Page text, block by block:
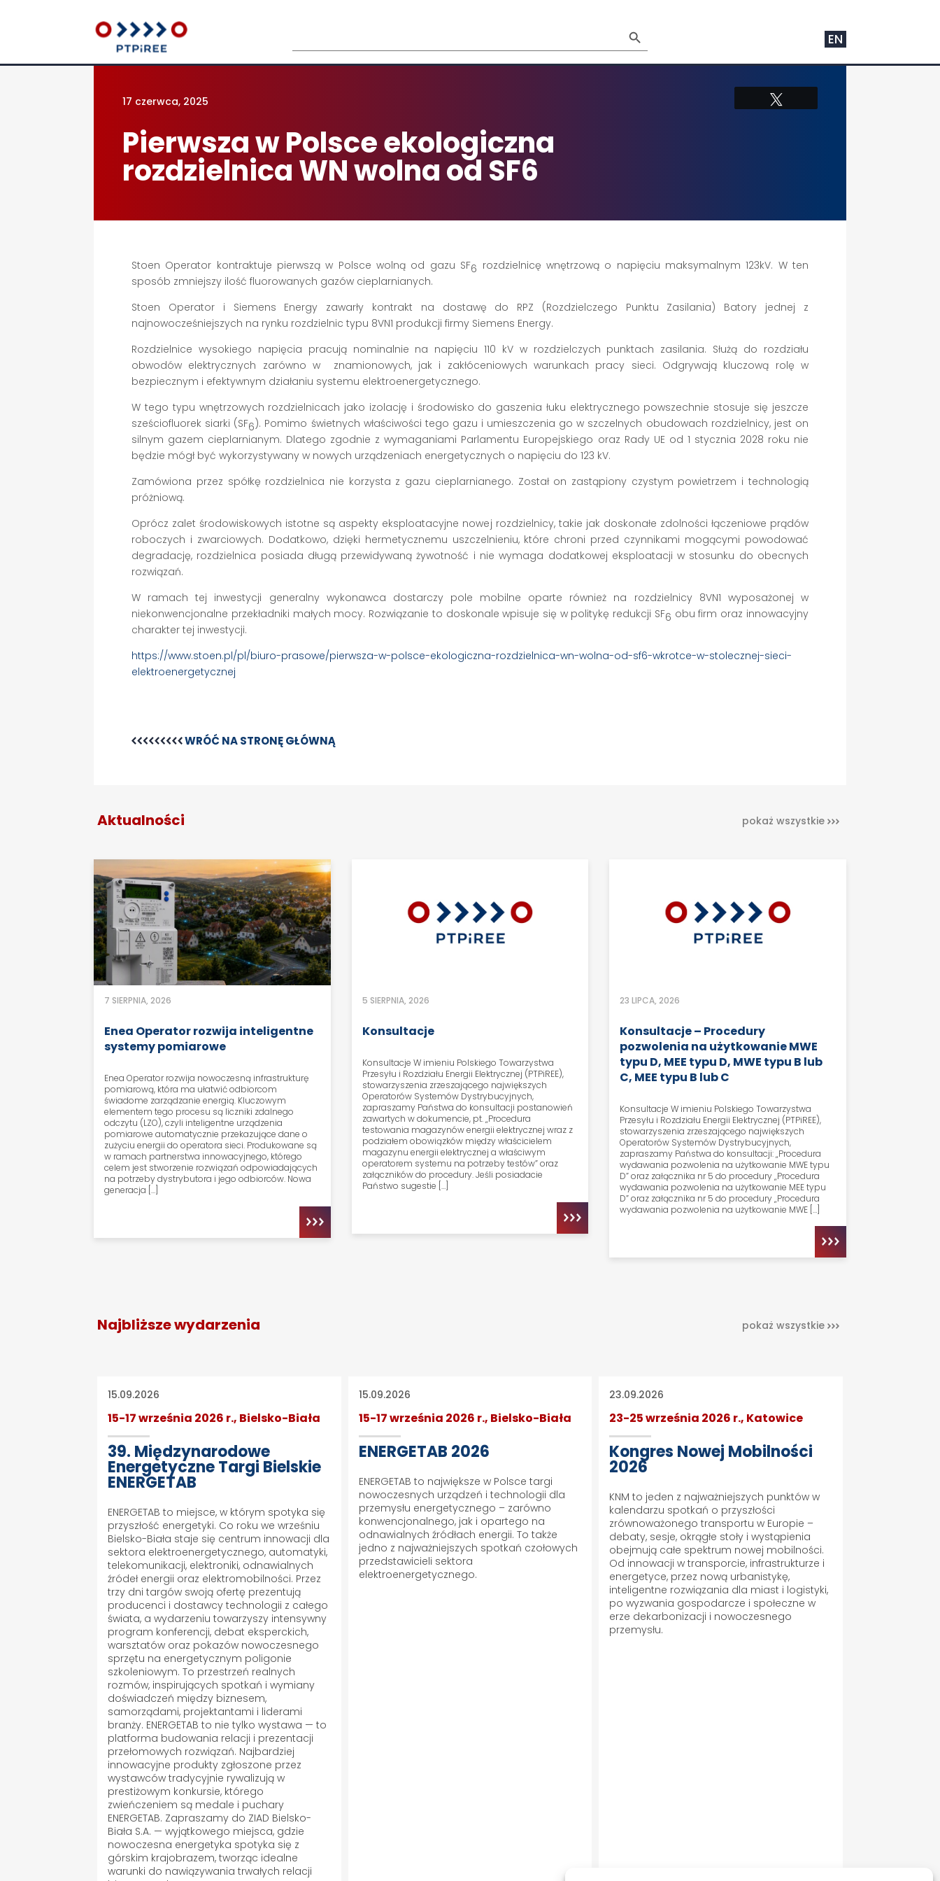
EN
17 czerwca, 2025
Pierwsza w Polsce ekologiczna
rozdzielnica WN wolna od SF6
Stoen Operator kontraktuje pierwszą w Polsce wolną od gazu SF6 rozdzielnicę wnętrzową o napięciu maksymalnym 123kV. W ten
sposób zmniejszy ilość fluorowanych gazów cieplarnianych.
Stoen Operator i Siemens Energy zawarły kontrakt na dostawę do RPZ (Rozdzielczego Punktu Zasilania) Batory jednej z
najnowocześniejszych na rynku rozdzielnic typu 8VN1 produkcji firmy Siemens Energy.
Rozdzielnice wysokiego napięcia pracują nominalnie na napięciu 110 kV w rozdzielczych punktach zasilania. Służą do rozdziału
obwodów elektrycznych zarówno w znamionowych, jak i zakłóceniowych warunkach pracy sieci. Odgrywają kluczową rolę w
bezpiecznym i efektywnym działaniu systemu elektroenergetycznego.
W tego typu wnętrzowych rozdzielnicach jako izolację i środowisko do gaszenia łuku elektrycznego powszechnie stosuje się jeszcze
sześciofluorek siarki (SF6). Pomimo świetnych właściwości tego gazu i umieszczenia go w szczelnych obudowach rozdzielnicy, jest on
silnym gazem cieplarnianym. Dlatego zgodnie z wymaganiami Parlamentu Europejskiego oraz Rady UE od 1 stycznia 2028 roku nie
będzie mógł być wykorzystywany w nowych urządzeniach energetycznych o napięciu do 123 kV.
Zamówiona przez spółkę rozdzielnica nie korzysta z gazu cieplarnianego. Został on zastąpiony czystym powietrzem i technologią
próżniową.
Oprócz zalet środowiskowych istotne są aspekty eksploatacyjne nowej rozdzielnicy, takie jak doskonałe zdolności łączeniowe prądów
roboczych i zwarciowych. Dodatkowo, dzięki hermetycznemu uszczelnieniu, które chroni przed czynnikami mogącymi powodować
degradację, rozdzielnica posiada długą przewidywaną żywotność i nie wymaga dodatkowej eksploatacji w stosunku do obecnych
rozwiązań.
W ramach tej inwestycji generalny wykonawca dostarczy pole mobilne oparte również na rozdzielnicy 8VN1 wyposażonej w
niekonwencjonalne przekładniki małych mocy. Rozwiązanie to doskonale wpisuje się w politykę redukcji SF6 obu firm oraz innowacyjny
charakter tej inwestycji.
https://www.stoen.pl/pl/biuro-prasowe/pierwsza-w-polsce-ekologiczna-rozdzielnica-wn-wolna-od-sf6-wkrotce-w-stolecznej-sieci-
elektroenergetycznej
WRÓĆ NA STRONĘ GŁÓWNĄ
Aktualności pokaż wszystkie
7 SIERPNIA, 2026
Enea Operator rozwija inteligentne
systemy pomiarowe
Enea Operator rozwija nowoczesną infrastrukturę
pomiarową, która ma ułatwić odbiorcom
świadome zarządzanie energią. Kluczowym
elementem tego procesu są liczniki zdalnego
odczytu (LZO), czyli inteligentne urządzenia
pomiarowe automatycznie przekazujące dane o
zużyciu energii do operatora sieci. Produkowane są
w ramach partnerstwa innowacyjnego, którego
celem jest stworzenie rozwiązań odpowiadających
na potrzeby dystrybutora i jego odbiorców. Nowa
generacja […]
5 SIERPNIA, 2026
Konsultacje
Konsultacje W imieniu Polskiego Towarzystwa
Przesyłu i Rozdziału Energii Elektrycznej (PTPiREE),
stowarzyszenia zrzeszającego największych
Operatorów Systemów Dystrybucyjnych,
zapraszamy Państwa do konsultacji postanowień
zawartych w dokumencie, pt. „Procedura
testowania magazynów energii elektrycznej wraz z
podziałem obowiązków między właścicielem
magazynu energii elektrycznej a właściwym
operatorem systemu na potrzeby testów” oraz
załączników do procedury. Jeśli posiadacie
Państwo sugestie […]
23 LIPCA, 2026
Konsultacje – Procedury
pozwolenia na użytkowanie MWE
typu D, MEE typu D, MWE typu B lub
C, MEE typu B lub C
Konsultacje W imieniu Polskiego Towarzystwa
Przesyłu i Rozdziału Energii Elektrycznej (PTPiREE),
stowarzyszenia zrzeszającego największych
Operatorów Systemów Dystrybucyjnych,
zapraszamy Państwa do konsultacji: „Procedura
wydawania pozwolenia na użytkowanie MWE typu
D” oraz załącznika nr 5 do procedury „Procedura
wydawania pozwolenia na użytkowanie MEE typu
D” oraz załącznika nr 5 do procedury „Procedura
wydawania pozwolenia na użytkowanie MWE […]
Najbliższe wydarzenia pokaż wszystkie
15.09.2026
15-17 września 2026 r., Bielsko-Biała
39. Międzynarodowe
Energetyczne Targi Bielskie
ENERGETAB
ENERGETAB to miejsce, w którym spotyka się
przyszłość energetyki. Co roku we wrześniu
Bielsko-Biała staje się centrum innowacji dla
sektora elektroenergetycznego, automatyki,
telekomunikacji, elektroniki, odnawialnych
źródeł energii oraz elektromobilności. Przez
trzy dni targów swoją ofertę prezentują
producenci i dostawcy technologii z całego
świata, a wydarzeniu towarzyszy intensywny
program konferencji, debat eksperckich,
warsztatów oraz pokazów nowoczesnego
sprzętu na energetycznym poligonie
szkoleniowym. To przestrzeń realnych
rozmów, inspirujących spotkań i wymiany
doświadczeń między biznesem,
samorządami, projektantami i liderami
branży. ENERGETAB to nie tylko wystawa — to
platforma budowania relacji i prezentacji
przełomowych rozwiązań. Najbardziej
innowacyjne produkty zgłoszone przez
wystawców tradycyjnie rywalizują w
prestiżowym konkursie, którego
zwieńczeniem są medale i puchary
ENERGETAB. Zapraszamy do ZIAD Bielsko-
Biała S.A. — wyjątkowego miejsca, gdzie
nowoczesna energetyka spotyka się z
górskim krajobrazem, tworząc idealne
warunki do nawiązywania trwałych relacji
15.09.2026
15-17 września 2026 r., Bielsko-Biała
ENERGETAB 2026
ENERGETAB to największe w Polsce targi
nowoczesnych urządzeń i technologii dla
przemysłu energetycznego – zarówno
konwencjonalnego, jak i opartego na
odnawialnych źródłach energii. To także
jedno z najważniejszych spotkań czołowych
przedstawicieli sektora
elektroenergetycznego.
23.09.2026
23-25 września 2026 r., Katowice
Kongres Nowej Mobilności
2026
KNM to jeden z najważniejszych punktów w
kalendarzu spotkań o przyszłości
zrównoważonego transportu w Europie –
debaty, sesje, okrągłe stoły i wystąpienia
obejmują całe spektrum nowej mobilności.
Od innowacji w transporcie, infrastrukturze i
energetyce, przez nową urbanistykę,
inteligentne rozwiązania dla miast i logistyki,
po wyzwania gospodarcze i społeczne w
erze dekarbonizacji i nowoczesnego
przemysłu.